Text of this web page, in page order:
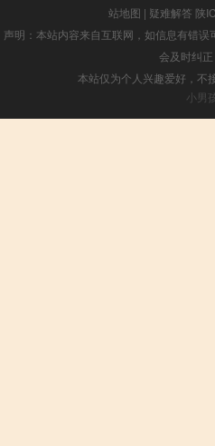
站地图 | 疑难解答 陕
声明：本站内容来自互联网，如信息有错
会及时纠
本站仅为个人兴趣爱好，不
小男